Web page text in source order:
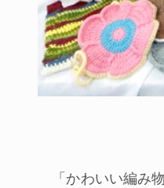
「かわいい編み